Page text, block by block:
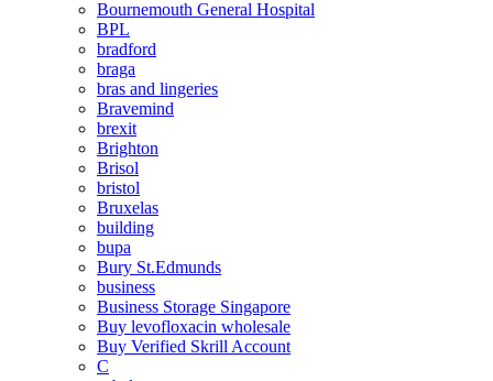
Bournemouth General Hospital
BPL
bradford
braga
bras and lingeries
Bravemind
brexit
Brighton
Brisol
bristol
Bruxelas
building
bupa
Bury St.Edmunds
business
Business Storage Singapore
Buy levofloxacin wholesale
Buy Verified Skrill Account
C